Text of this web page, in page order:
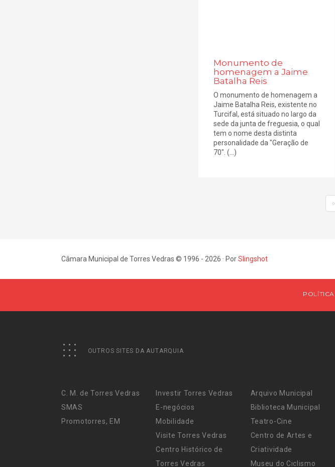
Monumento de
homenagem a Jaime
Batalha Reis
O monumento de homenagem a
Jaime Batalha Reis, existente no
Turcifal, está situado no largo da
sede da junta de freguesia, o qual
tem o nome desta distinta
personalidade da "Geração de
70". (...)
Câmara Municipal de Torres Vedras © 1996 - 2026 · PorSlingshot
OUTROS SITES DA AUTARQUIA
C. M. de Torres Vedras
SMAS
Promotorres, EM
Investir Torres Vedras
E-negócios
Mobilidade
Visite Torres Vedras
Centro Histórico de
Torres Vedras
Arquivo Municipal
Biblioteca Municipal
Teatro-Cine
Centro de Artes e
Criatividade
Museu do Ciclismo